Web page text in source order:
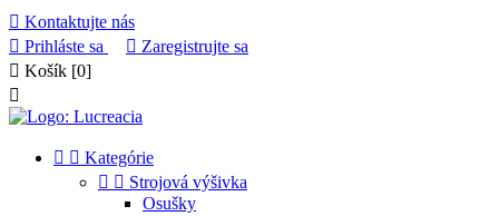
 Kontaktujte nás
 Prihláste sa  Zaregistrujte sa
 Košík [0]

  Kategórie
  Strojová výšivka
Osušky